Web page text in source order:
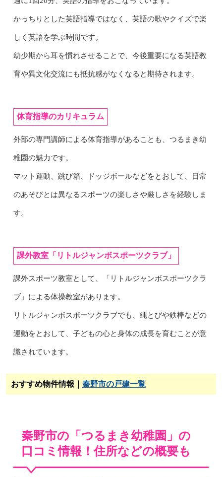
かっちりとした英語指導ではなく、英語の歌やクイズで楽
しく英語を学ぶ時間です。
幼少期から耳を慣れさせることで、今後重要になる英語教
育や異文化交流にも抵抗感がなくなると期待されます。
体育指導のカリキュラム
外部の専門講師による体育指導があることも、つるまき幼
稚園の魅力です。
マット運動、跳び箱、ドッジボールなどをとおして、日常
のあそびとは異なるスポーツの楽しさや厳しさを経験しま
す。
課外教室「リトルジャンボスポーツクラブ」
課外スポーツ教室として、「リトルジャンボスポーツクラ
ブ」による体操教室があります。
リトルジャンボスポーツクラブでも、縄とびや鉄棒などの
運動をとおして、子どもの心と身体の成長を育むことが意
識されています。
おすすめ物件情報｜ 秦野市の戸建一覧
秦野市の「つるまき幼稚園」の
口コミ情報！住所などの概要も